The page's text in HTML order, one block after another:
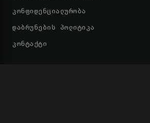
კონფიდენციალურობა
დაბრუნების პოლიტიკა
კონტაქტი